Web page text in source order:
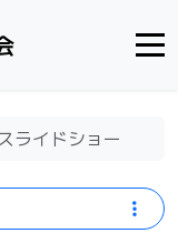
ライドショー